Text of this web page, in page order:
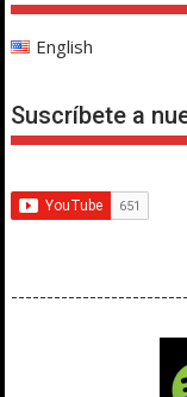
English
Suscríbete a